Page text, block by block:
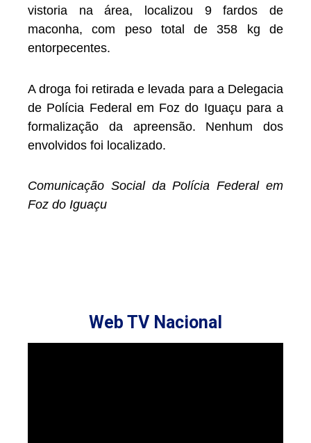
vistoria na área, localizou 9 fardos de
maconha, com peso total de 358 kg de
entorpecentes.
A droga foi retirada e levada para a Delegacia
de Polícia Federal em Foz do Iguaçu para a
formalização da apreensão. Nenhum dos
envolvidos foi localizado.
Comunicação Social da Polícia Federal em
Foz do Iguaçu
Web TV Nacional